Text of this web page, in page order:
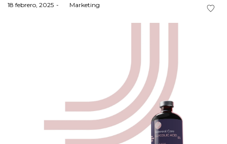
Posted
18 febrero, 2025 Marketing